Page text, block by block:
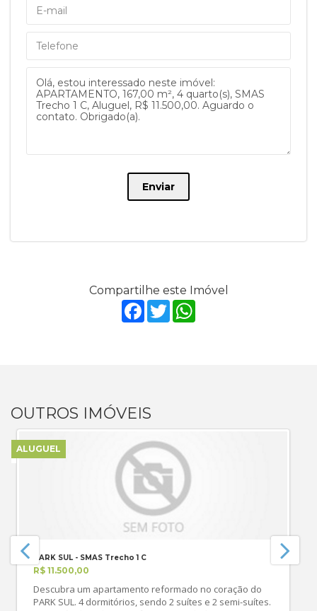
correspondente à perda do desconto pontualidade, quando
o pagamento ocorre após o vencimento.
Os valores de taxas condominiais, podem sofrer alteração e
deverão ser confirmados pelo candidato à locação junto à
administração do condomínio.
Visitas :
ROBERTO GOMES
Enviar
Compartilhe este Imóvel
Facebook
Twitter
OUTROS IMÓVEIS
ALUGUEL
PARK SUL - SMAS Trecho 1 C
R$ 11.500,00
Descubra um apartamento reformado no coração do
PARK SUL. 4 dormitórios, sendo 2 suítes e 2 semi-suítes.